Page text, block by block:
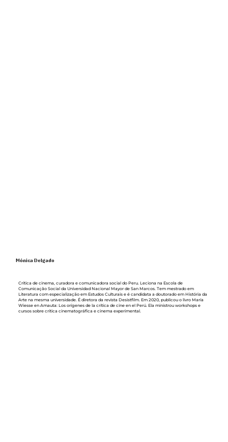
Crítica de cinema, curadora e comunicadora social do Peru. Leciona na Escola de
Comunicação Social da Universidad Nacional Mayor de San Marcos. Tem mestrado em
Literatura com especialização em Estudos Culturais e é candidata a doutorado em História da
Arte na mesma universidade. É diretora da revista Desistfilm. Em 2020, publicou o livro María
Wiesse en Amauta: Los orígenes de la crítica de cine en el Perú. Ela ministrou workshops e
cursos sobre crítica cinematográfica e cinema experimental.
Mónica Delgado